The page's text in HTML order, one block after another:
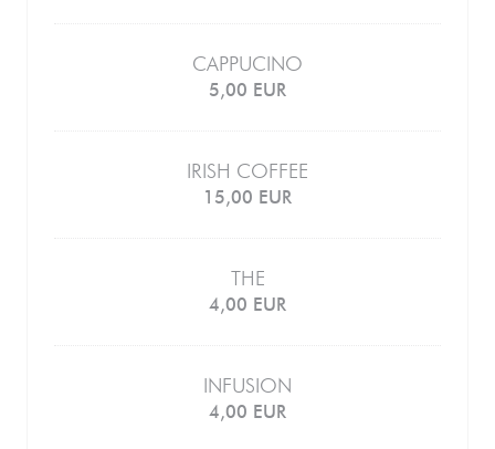
CAPPUCINO
5,00 EUR
IRISH COFFEE
15,00 EUR
THE
4,00 EUR
INFUSION
4,00 EUR